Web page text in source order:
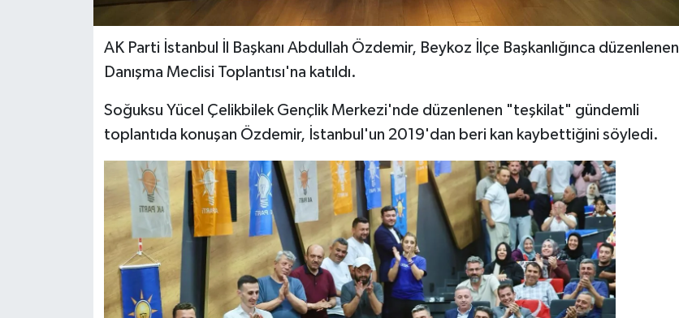
AK Parti İstanbul İl Başkanı Abdullah Özdemir, Beykoz İlçe Başkanlığınca düzenlenen
Danışma Meclisi Toplantısı'na katıldı.
Soğuksu Yücel Çelikbilek Gençlik Merkezi'nde düzenlenen "teşkilat" gündemli
toplantıda konuşan Özdemir, İstanbul'un 2019'dan beri kan kaybettiğini söyledi.